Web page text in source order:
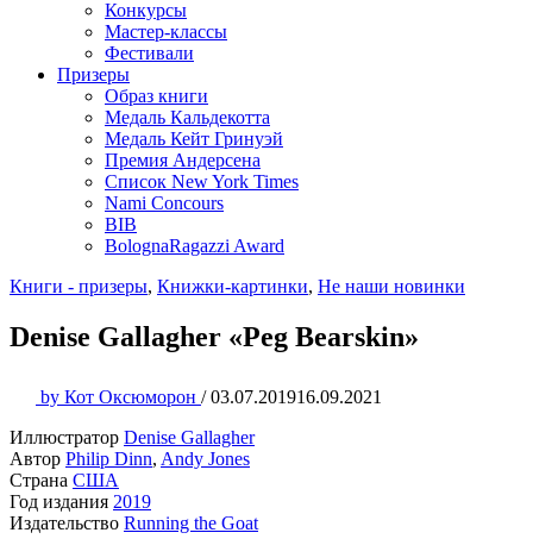
Конкурсы
Мастер-классы
Фестивали
Призеры
Образ книги
Медаль Кальдекотта
Медаль Кейт Гринуэй
Премия Андерсена
Список New York Times
Nami Concours
BIB
BolognaRagazzi Award
Книги - призеры, Книжки-картинки, Не наши новинки
Denise Gallagher «Peg Bearskin»
by Кот Оксюморон / 03.07.201916.09.2021
Иллюстратор Denise Gallagher
Автор Philip Dinn, Andy Jones
Страна США
Год издания 2019
Издательство Running the Goat